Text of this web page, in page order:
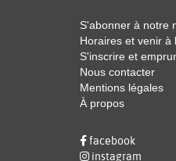
S'abonner à notre
Horaires et venir à
S'inscrire et
Nous contacter
Mentions légales
À propos
facebook
instagram